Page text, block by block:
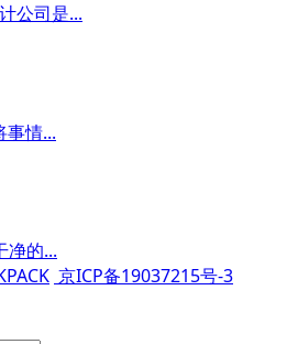
公司是...
事情...
净的...
京ICP备19037215号-3